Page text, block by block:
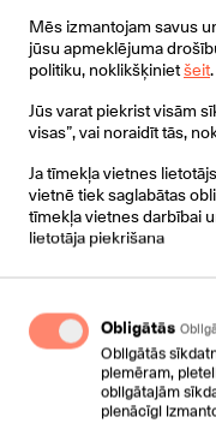
Mēs izmantojam savus
jūsu apmeklējuma
politiku, noklikšķinietšeit.
Jūs varat piekrist visām
visas”, vai noraidīt tās,
Ja tīmekļa vietnes
vietnē tiek saglabātas
tīmekļa vietnes darbībai
lietotāja piekrišana
Obligātās
Obligātās
piemēram,
obligātajām
pienācīgi